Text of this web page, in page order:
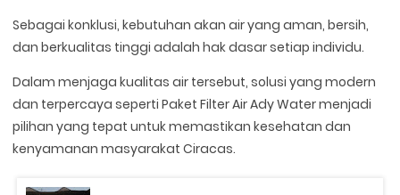
Sebagai konklusi, kebutuhan akan air yang aman, bersih,
dan berkualitas tinggi adalah hak dasar setiap individu.
Dalam menjaga kualitas air tersebut, solusi yang modern
dan terpercaya seperti Paket Filter Air Ady Water menjadi
pilihan yang tepat untuk memastikan kesehatan dan
kenyamanan masyarakat Ciracas.